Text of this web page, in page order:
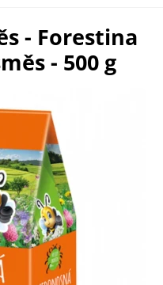
- Forestina
- 500 g